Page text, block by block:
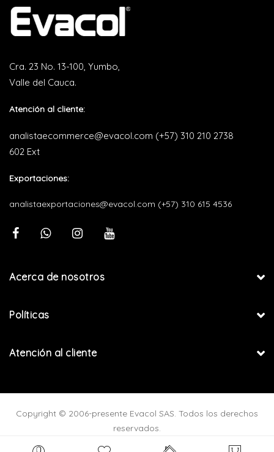
Cra. 23 No. 13-100, Yumbo,
Valle del Cauca.
Atención al cliente:
analistaecommerce@evacol.com (+57) 310 210 2738
602 Ext
Exportaciones:
analistaexportaciones@evacol.com (+57) 310 615 4536
Acerca de nosotros
Políticas
Atención al cliente
Copyright © 2006-presente Evacol SAS. Todos los derechos
reservados.